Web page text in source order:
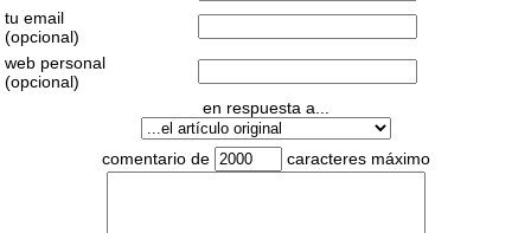
tu email
(opcional)
web personal
(opcional)
en respuesta a...
comentario de caracteres máximo